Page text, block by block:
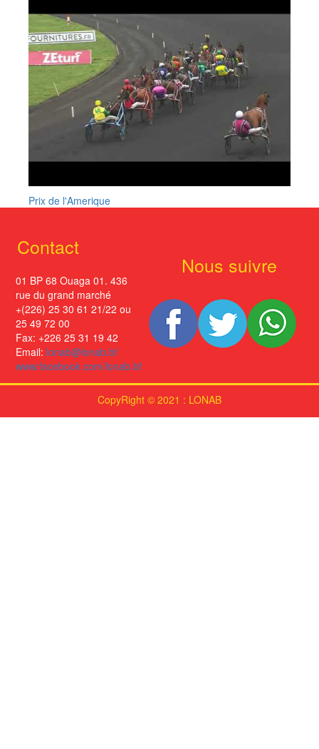
Prix de l'Amerique
Contact
01 BP 68 Ouaga 01. 436
rue du grand marché
+(226) 25 30 61 21/22 ou
25 49 72 00
Fax: +226 25 31 19 42
Email: lonab@lonab.bf
www.facebook.com/lonab.bf
Nous suivre
CopyRight © 2021 : LONAB